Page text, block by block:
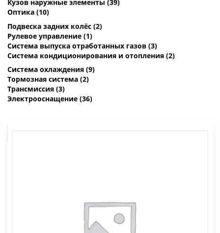
Кузов наружные элементы (39)
Оптика (10)
Подвеска задних колёс (2)
Рулевое управление (1)
Система выпуска отработанных газов (3)
Система кондиционирования и отопления (2)
Система охлаждения (9)
Тормозная система (2)
Трансмиссия (3)
Электрооснащение (36)